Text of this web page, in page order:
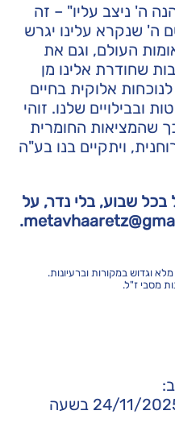
ה' ניצב עליו" – זה
ה' שנקרא עלינו יגרש
העולם, וגם את
שחודרת אלינו מן
אלוקית בחיים
ובבילויים שלנו. זוהי
שהמציאות החומרית
ויתקיים בנו בע"ה
בכל שבוע, בלי נדר, על
.
וגדוש במקורות וברעיונות.
מסבי ז"ל.
ד׳ בכסלו ה׳תשפ״ו – 24/11/2025 בשעה